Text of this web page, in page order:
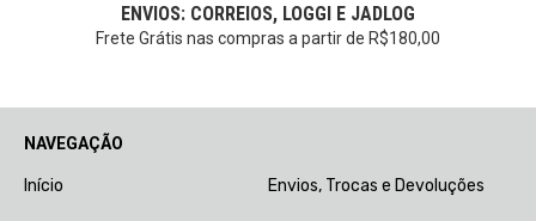
ENVIOS: CORREIOS, LOGGI E JADLOG
Frete Grátis nas compras a partir de R$180,00
NAVEGAÇÃO
Início Envios, Trocas e Devoluções